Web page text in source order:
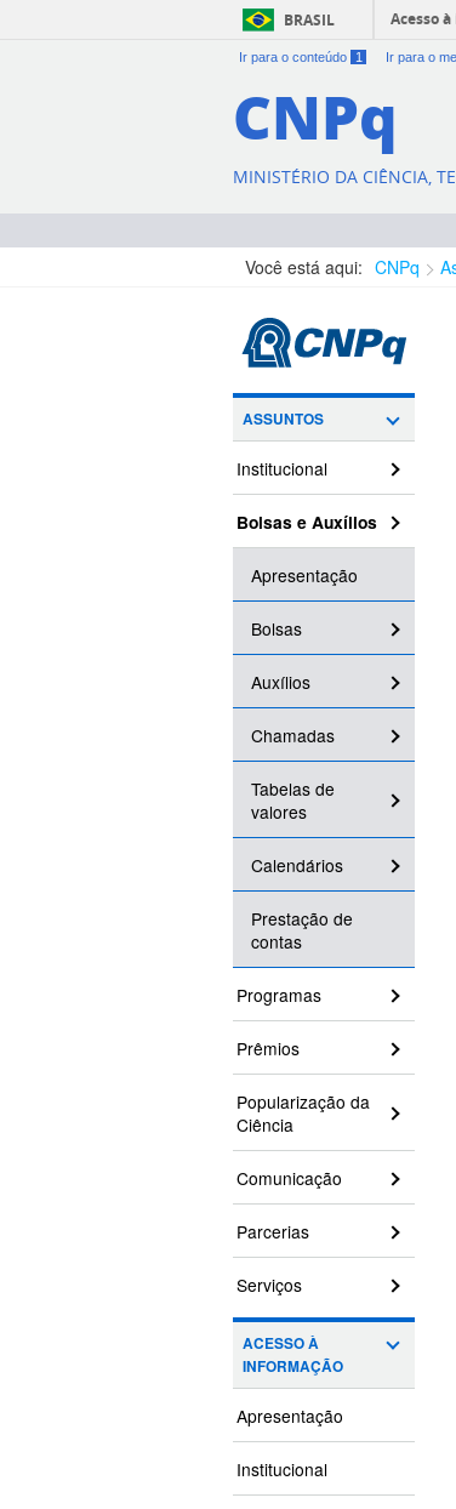
BRASIL Acesso
Ir para o conteúdo 1 Ir para o
CNPq
MINISTÉRIO DA CIÊNCIA,
Você está aqui: CNPq
ASSUNTOS
Institucional
Bolsas e Auxílios
Apresentação
Bolsas
Auxílios
Chamadas
Tabelas de
valores
Calendários
Prestação de
contas
Programas
Prêmios
Popularização da
Ciência
Comunicação
Parcerias
Serviços
ACESSO À
INFORMAÇÃO
Apresentação
Institucional